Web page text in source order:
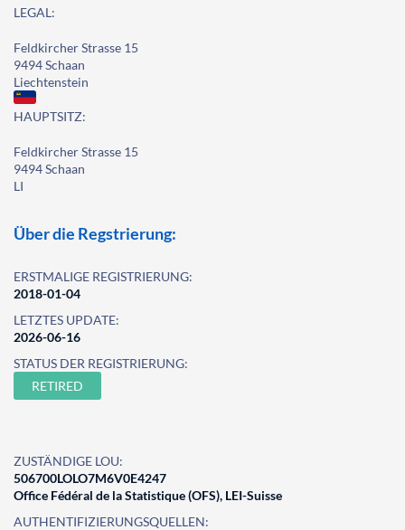
LEGAL:
Feldkircher Strasse 15
9494 Schaan
Liechtenstein
HAUPTSITZ:
Feldkircher Strasse 15
9494 Schaan
LI
Über die Regstrierung:
ERSTMALIGE REGISTRIERUNG:
2018-01-04
LETZTES UPDATE:
2026-06-16
STATUS DER REGISTRIERUNG:
RETIRED
ZUSTÄNDIGE LOU:
506700LOLO7M6V0E4247
Office Fédéral de la Statistique (OFS), LEI-Suisse
AUTHENTIFIZIERUNGSQUELLEN: